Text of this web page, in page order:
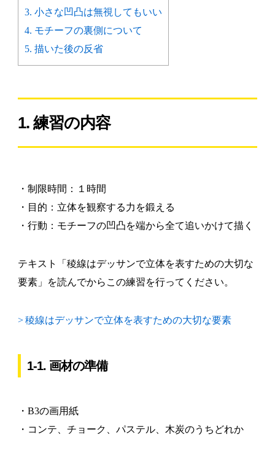
3. 小さな凹凸は無視してもいい
4. モチーフの裏側について
5. 描いた後の反省
1. 練習の内容
・制限時間：１時間
・目的：立体を観察する力を鍛える
・行動：モチーフの凹凸を端から全て追いかけて描く
テキスト「稜線はデッサンで立体を表すための大切な
要素」を読んでからこの練習を行ってください。
>稜線はデッサンで立体を表すための大切な要素
1-1. 画材の準備
・B3の画用紙
・コンテ、チョーク、パステル、木炭のうちどれか